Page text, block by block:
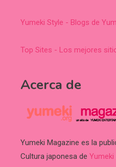
Yumeki Style - Blogs de
Top Sites - Los mejores
Acerca de
Yumeki Magazine es la
Cultura japonesa de